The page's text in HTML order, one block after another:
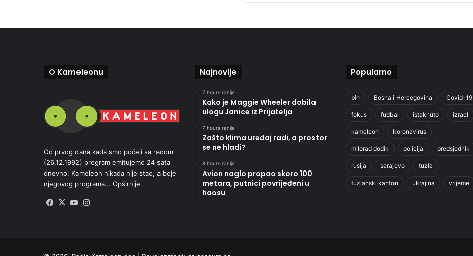
O Kameleonu
Od prvog dana kada smo počeli sa radom
(26.12.1992) program emitujemo 24 sata
dnevno. Kameleon nikada nije stao, a boje
njegovog programa... Opširnije
Facebook
X YouTube
Najnovije
7 hours ranije
Kako je Maggie Wheeler dobila
ulogu Janice iz Prijatelja
7 hours ranije
Zašto klima uređaj radi, a prostor
se ne hladi?
8 hours ranije
Avion naglo propao skoro 100
metara, putnici povrijeđeni u
haosu
Popularno
bih Bosna i Hercegovina Covid-19
fokus fudbal istaknuto izrael
kameleon koronavirus
milorad dodik policija predsjednik
rusija sarajevo tuzla
tuzlanski kanton ukrajina vrijeme